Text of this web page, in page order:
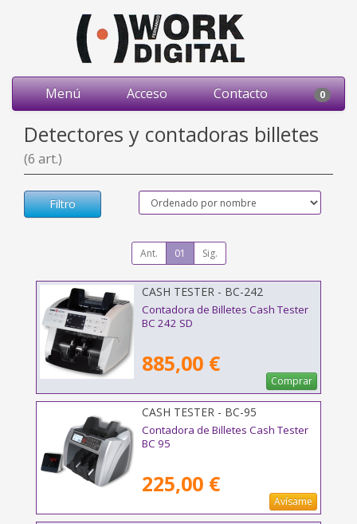
Menú Acceso Contacto 0
Detectores y contadoras billetes
(6 art.)
Filtro
Ant. 01 Sig.
CASH TESTER - BC-242
Contadora de Billetes Cash Tester
BC 242 SD
885,00 €
Comprar
CASH TESTER - BC-95
Contadora de Billetes Cash Tester
BC 95
225,00 €
Avísame